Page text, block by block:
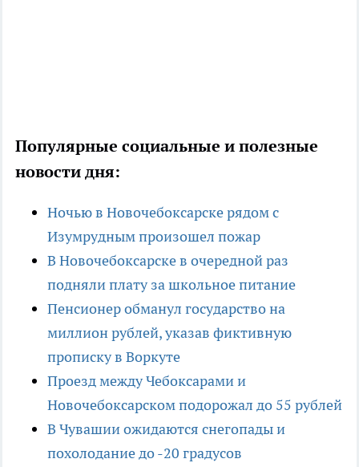
Популярные социальные и полезные
новости дня:
Ночью в Новочебоксарске рядом с
Изумрудным произошел пожар
В Новочебоксарске в очередной раз
подняли плату за школьное питание
Пенсионер обманул государство на
миллион рублей, указав фиктивную
прописку в Воркуте
Проезд между Чебоксарами и
Новочебоксарском подорожал до 55 рублей
В Чувашии ожидаются снегопады и
похолодание до -20 градусов